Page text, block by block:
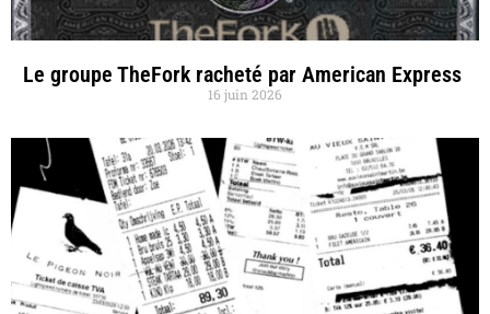
Le groupe TheFork racheté par American Express
16 juin 2026